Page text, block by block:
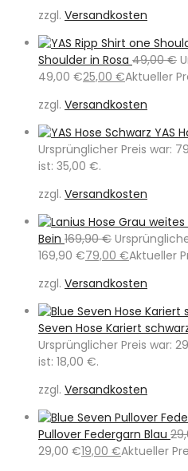
zzgl. Versandkosten
Shoulder in Rosa 49,00€
49,00 €25,00 €Aktueller
zzgl. Versandkosten
YAS
Ursprünglicher Preis war:
ist: 35,00 €.
zzgl. Versandkosten
Bein 169,90€
169,90 €79,00 €Aktueller
zzgl. Versandkosten
Seven Hose Kariert
Ursprünglicher Preis war:
ist: 18,00 €.
zzgl. Versandkosten
Pullover Federgarn Blau
29,00 €19,00 €Aktueller